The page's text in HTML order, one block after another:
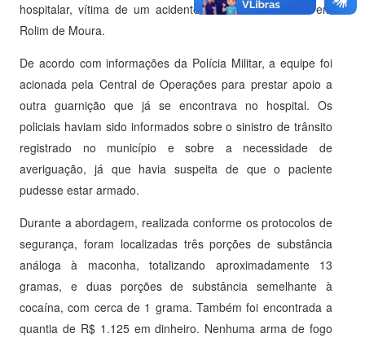
hospitalar, vítima de um acidente de trânsito ocorrido em
Rolim de Moura.
De acordo com informações da Polícia Militar, a equipe foi
acionada pela Central de Operações para prestar apoio a
outra guarnição que já se encontrava no hospital. Os
policiais haviam sido informados sobre o sinistro de trânsito
registrado no município e sobre a necessidade de
averiguação, já que havia suspeita de que o paciente
pudesse estar armado.
Durante a abordagem, realizada conforme os protocolos de
segurança, foram localizadas três porções de substância
análoga à maconha, totalizando aproximadamente 13
gramas, e duas porções de substância semelhante à
cocaína, com cerca de 1 grama. Também foi encontrada a
quantia de R$ 1.125 em dinheiro. Nenhuma arma de fogo